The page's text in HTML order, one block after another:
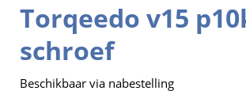
Torqeedo v15
schroef
Beschikbaar via nabestelling